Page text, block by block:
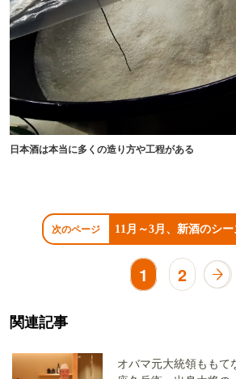
日本酒は本当に多くの造り方や工程がある
次のページ 11月～3月、新酒のシー
1 2
関連記事
オバマ元大統領ももて